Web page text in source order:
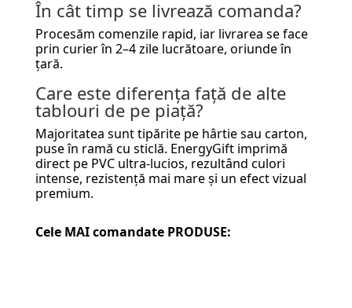
În cât timp se livrează comanda?
Procesăm comenzile rapid, iar livrarea se face
prin curier în 2–4 zile lucrătoare, oriunde în
țară.
Care este diferența față de alte
tablouri de pe piață?
Majoritatea sunt tipărite pe hârtie sau carton,
puse în ramă cu sticlă. EnergyGift imprimă
direct pe PVC ultra-lucios, rezultând culori
intense, rezistență mai mare și un efect vizual
premium.
Cele MAI comandate PRODUSE: